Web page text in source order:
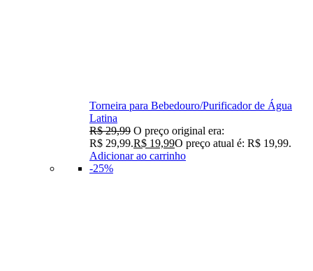
Torneira para Bebedouro/Purificador de Água
Latina
R$29,99 O preço original era:
R$ 29,99.R$ 19,99O preço atual é: R$ 19,99.
Adicionar ao carrinho
-25%